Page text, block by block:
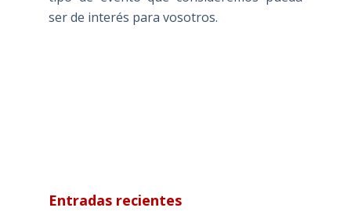
ser de interés para vosotros.
Entradas recientes